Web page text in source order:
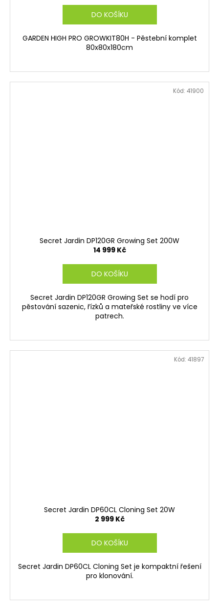
DO KOŠÍKU
GARDEN HIGH PRO GROWKIT80H - Pěstební komplet
80x80x180cm
Secret Jardin DP120GR Growing Set 200W
14 999 Kč
DO KOŠÍKU
Secret Jardin DP120GR Growing Set se hodí pro
pěstování sazenic, řízků a mateřské rostliny ve více
patrech.
Kód: 41900
Secret Jardin DP60CL Cloning Set 20W
2 999 Kč
DO KOŠÍKU
Secret Jardin DP60CL Cloning Set je kompaktní řešení
pro klonování.
Kód: 41897